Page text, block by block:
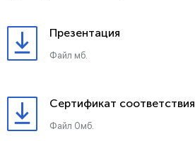
Презентация
Файл мб.
Сертификат соответствия
Файл 0мб.